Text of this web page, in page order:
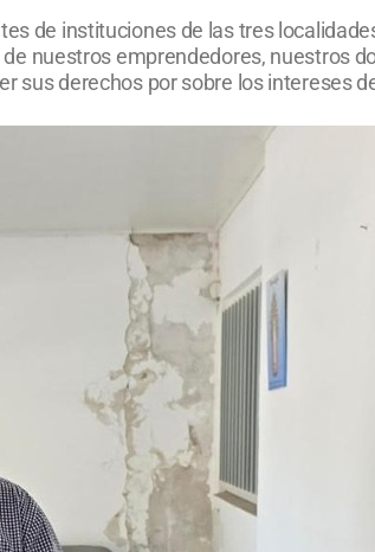
de instituciones de las tres
nuestros emprendedores, nuestros
derechos por sobre los intereses